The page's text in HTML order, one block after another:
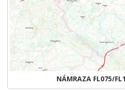
NÁMRAZA FL075/